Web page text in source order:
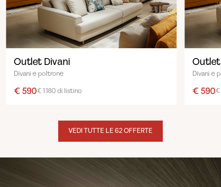
Outlet Divani
Divani e poltrone
€ 590€ 1.180 di listino
Divani e
€ 590€
VEDI TUTTE LE 62 OFFERTE